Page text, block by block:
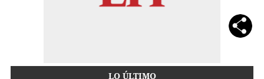
LO ÚLTIMO